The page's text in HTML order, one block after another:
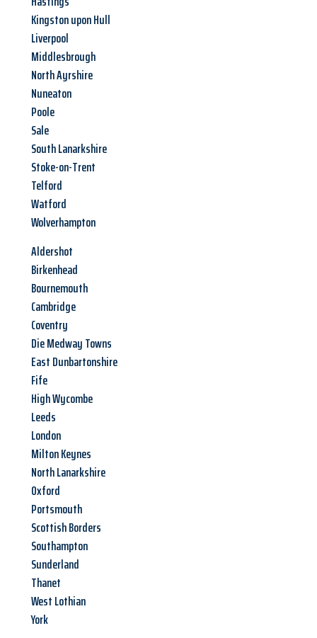
Kingston upon Hull
Liverpool
Middlesbrough
North Ayrshire
Nuneaton
Poole
Sale
South Lanarkshire
Stoke-on-Trent
Telford
Watford
Wolverhampton
Aldershot
Birkenhead
Bournemouth
Cambridge
Coventry
Die Medway Towns
East Dunbartonshire
Fife
High Wycombe
Leeds
London
Milton Keynes
North Lanarkshire
Oxford
Portsmouth
Scottish Borders
Southampton
Sunderland
Thanet
West Lothian
York